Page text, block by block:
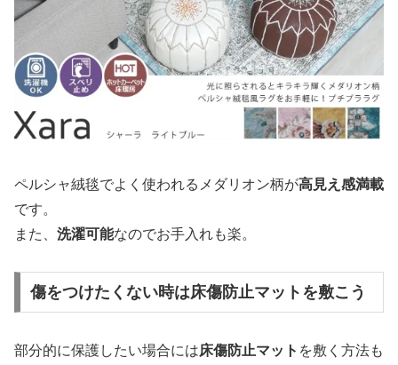
ペルシャ絨毯でよく使われるメダリオン柄が高見え感満載
です。
また、 洗濯可能なのでお手入れも楽。
傷をつけたくない時は床傷防止マットを敷こう
部分的に保護したい場合には床傷防止マット を敷く方法も